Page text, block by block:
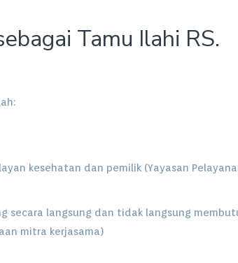
Tamu Ilahi RS.
kesehatan dan pemilik (Yayasan
secara langsung dan tidak langsung
mitra kerjasama)